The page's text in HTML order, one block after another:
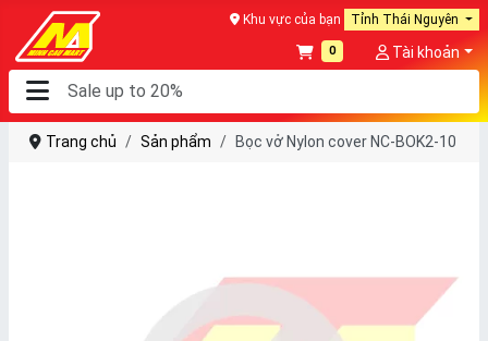
Khu vực của bạn Tỉnh Thái Nguyên
0 Tài khoản
Trang chủ Sản phẩm Bọc vở Nylon cover NC-BOK2-10